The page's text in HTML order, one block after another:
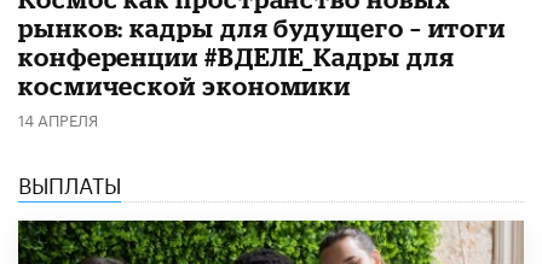
рынков: кадры для будущего – итоги
конференции #ВДЕЛЕ_Кадры для
космической экономики
14 АПРЕЛЯ
ВЫПЛАТЫ